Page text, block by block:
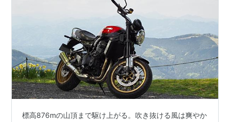
標高876mの山頂まで駆け上がる。吹き抜ける風は爽やか